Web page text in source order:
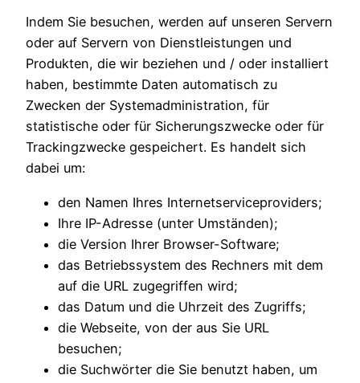
Indem Sie besuchen, werden auf unseren Servern
oder auf Servern von Dienstleistungen und
Produkten, die wir beziehen und / oder installiert
haben, bestimmte Daten automatisch zu
Zwecken der Systemadministration, für
statistische oder für Sicherungszwecke oder für
Trackingzwecke gespeichert. Es handelt sich
dabei um:
den Namen Ihres Internetserviceproviders;
Ihre IP-Adresse (unter Umständen);
die Version Ihrer Browser-Software;
das Betriebssystem des Rechners mit dem
auf die URL zugegriffen wird;
das Datum und die Uhrzeit des Zugriffs;
die Webseite, von der aus Sie URL
besuchen;
die Suchwörter die Sie benutzt haben, um